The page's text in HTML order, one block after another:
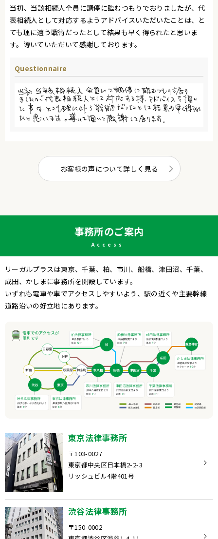
当初、当該相続人全員に調停に臨むつもりでおりましたが、代
表相続人として対応するようアドバイスいただいたことは、と
ても理に適う戦術だったとして結果も早く得られたと思いま
す。導いていただいて感謝しております。
Questionnaire
お客様の声について詳しく見る
事務所のご案内
Access
リーガルプラスは東京、千葉、柏、市川、船橋、津田沼、千葉、
成田、かしまに事務所を開設しています。
いずれも電車や車でアクセスしやすいよう、駅の近くや主要幹線
道路沿いの好立地にあります。
東京法律事務所
〒103-0027
東京都中央区日本橋2-2-3
リッシュビル4階401号
渋谷法律事務所
〒150-0002